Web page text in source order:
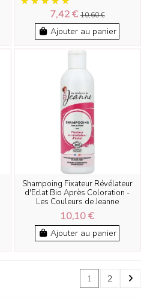
7,42 €10,60 €
Ajouter au panier
Shampoing Fixateur Révélateur
d'Eclat Bio Après Coloration -
Les Couleurs de Jeanne
10,10 €
Ajouter au panier
1 2